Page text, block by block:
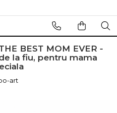
BEST MOM EVER -
la fiu, pentru mama
art